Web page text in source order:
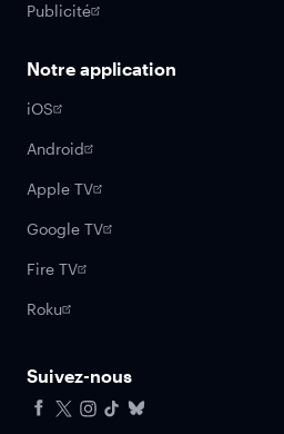
Publicité
Notre application
iOS
Android
Apple TV
Google TV
Fire TV
Roku
Suivez-nous